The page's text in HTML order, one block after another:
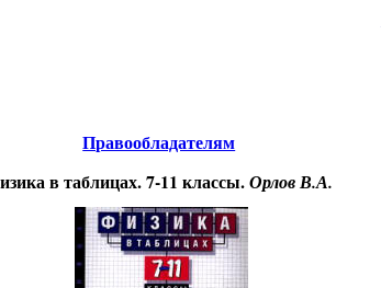
Правообладателям
в таблицах. 7-11 классы.Орлов В.А.